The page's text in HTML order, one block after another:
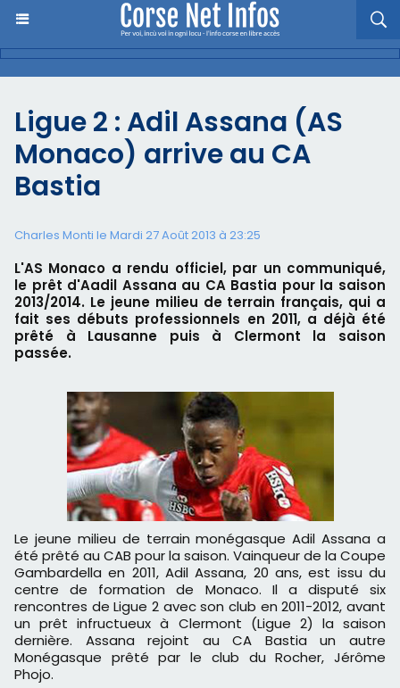
Ligue 2 : Adil Assana (AS
Monaco) arrive au CA
Bastia
Charles Monti le Mardi 27 Août 2013 à 23:25
L'AS Monaco a rendu officiel, par un communiqué,
le prêt d'Aadil Assana au CA Bastia pour la saison
2013/2014. Le jeune milieu de terrain français, qui a
fait ses débuts professionnels en 2011, a déjà été
prêté à Lausanne puis à Clermont la saison
passée.
Le jeune milieu de terrain monégasque Adil Assana a
été prêté au CAB pour la saison. Vainqueur de la Coupe
Gambardella en 2011, Adil Assana, 20 ans, est issu du
centre de formation de Monaco. Il a disputé six
rencontres de Ligue 2 avec son club en 2011-2012, avant
un prêt infructueux à Clermont (Ligue 2) la saison
dernière. Assana rejoint au CA Bastia un autre
Monégasque prêté par le club du Rocher, Jérôme
Phojo.